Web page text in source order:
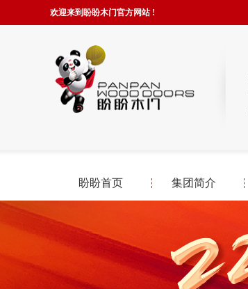
欢迎来到盼盼木门官方网站 !
盼盼首页 集团简介